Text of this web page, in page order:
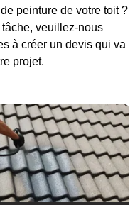
peinture de votre toit ?
tâche, veuillez-nous
à créer un devis qui va
projet.